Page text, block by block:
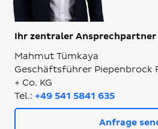
Ihr zentraler Ansprechpartner
Mahmut Tümkaya
Geschäftsführer Piepenbrock
+ Co. KG
Tel.: +49 541 5841 635
Anfrage